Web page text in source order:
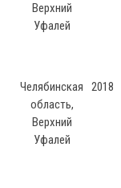
Верхний
Уфалей
Челябинская
область,
Верхний
Уфалей
2018